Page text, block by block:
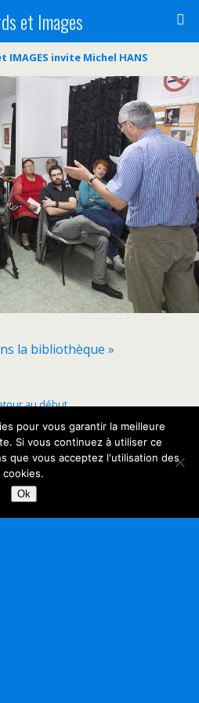
et Images
IMAGES invite Michel HANS
la bibliothèque »
au début
Bureau
pour vous garantir la meilleure
Si vous continuez à utiliser ce
que vous acceptez l'utilisation des
cookies.
Ok